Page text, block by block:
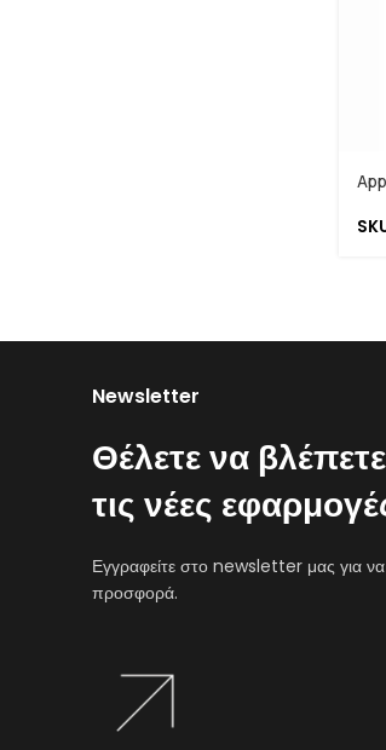
Newsletter
Θέλετε να
τις νέες
Εγγραφείτε στο newsletter μας για
προσφορά.